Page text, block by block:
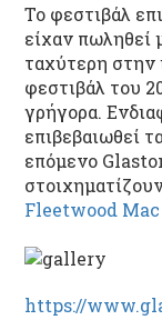
Το φεστιβάλ
είχαν πωληθεί
ταχύτερη στην
φεστιβάλ του
γρήγορα.
επιβεβαιωθεί
επόμενο
Fleetwood
https://